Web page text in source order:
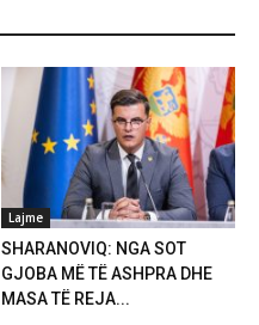
Lajme
SHARANOVIQ: NGA SOT
GJOBA MË TË ASHPRA DHE
MASA TË REJA...